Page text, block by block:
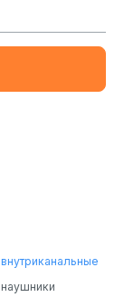
внутриканальные
наушники